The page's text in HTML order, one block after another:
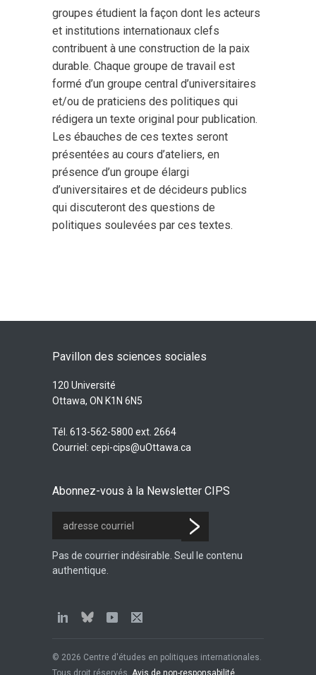
groupes étudient la façon dont les acteurs
et institutions internationaux clefs
contribuent à une construction de la paix
durable. Chaque groupe de travail est
formé d’un groupe central d’universitaires
et/ou de praticiens des politiques qui
rédigera un texte original pour publication.
Les ébauches de ces textes seront
présentées au cours d’ateliers, en
présence d’un groupe élargi
d’universitaires et de décideurs publics
qui discuteront des questions de
politiques soulevées par ces textes.
Pavillon des sciences sociales
120 Université
Ottawa, ON K1N 6N5
Tél. 613-562-5800 ext. 2664
Courriel: cepi-cips@uOttawa.ca
Abonnez-vous à la Newsletter CIPS
Pas de courrier indésirable. Seul le contenu
authentique.
© 2026 Centre d'études en politiques internationales.
Tous droit réservés. Avis de non-responsabilité